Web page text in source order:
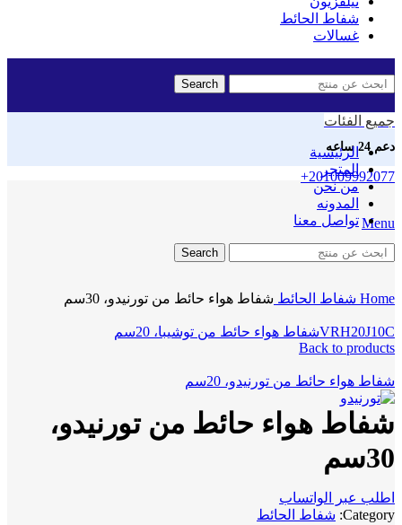
شفاط الحائط
غسالات
Search
دعم 24 ساعه
+201009992077
Menu
جميع الفئات
الرئيسية
المتجر
من نحن
المدونه
تواصل معنا
Search Click to enlarge
Home شفاط الحائط شفاط هواء حائط من تورنيدو، 30سم
VRH20J10Cشفاط هواء حائط من توشيبا، 20سم
Back to products
شفاط هواء حائط من تورنيدو، 20سم
شفاط هواء حائط من تورنيدو،
30سم
اطلب عبر الواتساب
Category: شفاط الحائط